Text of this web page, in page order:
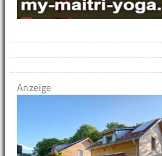
Anzeige